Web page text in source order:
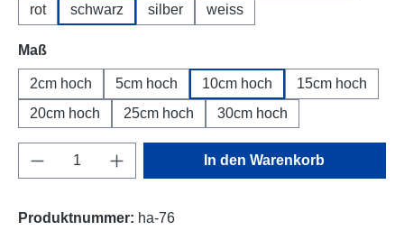
rot
schwarz silber weiss
Maß
2cm hoch 5cm hoch 10cm hoch
15cm hoch
20cm hoch
25cm hoch 30cm hoch
Produkt Anzahl: Gib den gewünschten
In den Warenkorb
Produktnummer: ha-76